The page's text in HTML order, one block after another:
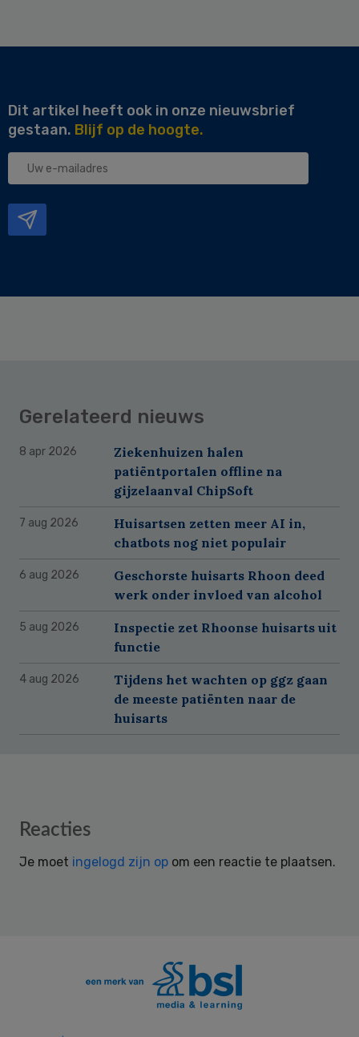
Dit artikel heeft ook in onze nieuwsbrief
gestaan. Blijf op de hoogte.
Uw
Gerelateerd nieuws
8 apr 2026
Ziekenhuizen halen
patiëntportalen offline na
gijzelaanval ChipSoft
7 aug 2026
Huisartsen zetten meer AI in,
chatbots nog niet populair
6 aug 2026
Geschorste huisarts Rhoon deed
werk onder invloed van alcohol
5 aug 2026
Inspectie zet Rhoonse huisarts uit
functie
4 aug 2026
Tijdens het wachten op ggz gaan
de meeste patiënten naar de
huisarts
Reader
Reacties
Je moet ingelogd zijn op om een reactie te plaatsen.